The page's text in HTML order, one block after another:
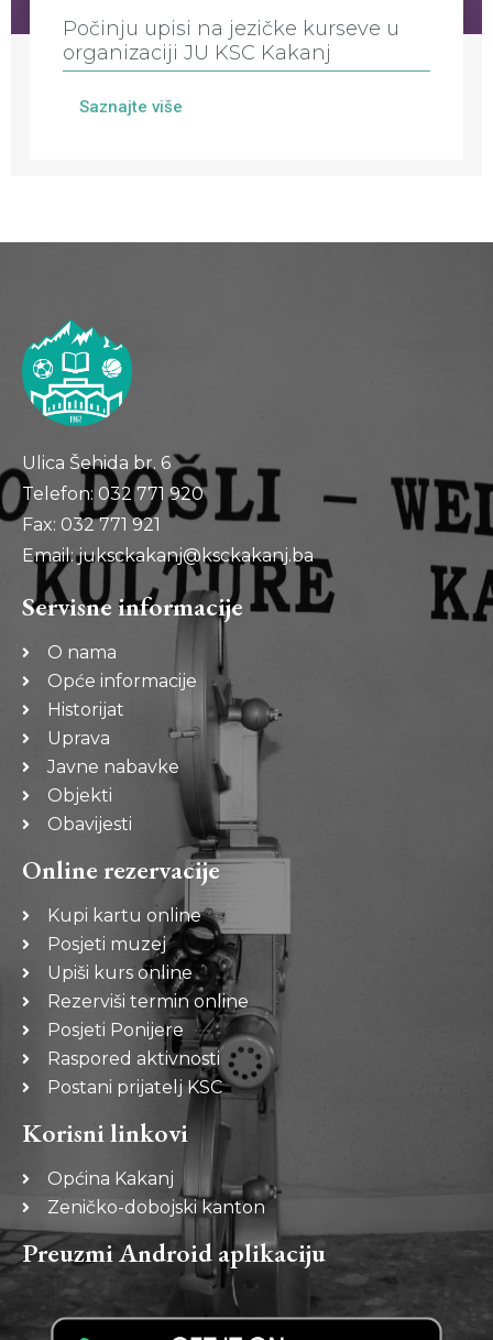
Počinju upisi na jezičke kurseve u
organizaciji JU KSC Kakanj
Saznajte više
Ulica Šehida br. 6
Telefon: 032 771 920
Fax: 032 771 921
Email: juksckakanj@ksckakanj.ba
Servisne informacije
O nama
Opće informacije
Historijat
Uprava
Javne nabavke
Objekti
Obavijesti
Online rezervacije
Kupi kartu online
Posjeti muzej
Upiši kurs online
Rezerviši termin online
Posjeti Ponijere
Raspored aktivnosti
Postani prijatelj KSC
Korisni linkovi
Općina Kakanj
Zeničko-dobojski kanton
Preuzmi Android aplikaciju